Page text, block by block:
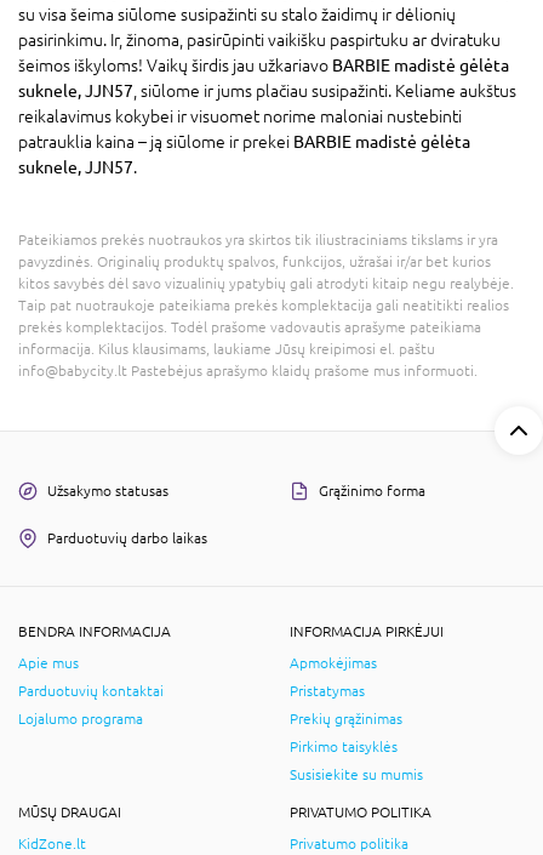
su visa šeima siūlome susipažinti su stalo žaidimų ir dėlionių
pasirinkimu. Ir, žinoma, pasirūpinti vaikišku paspirtuku ar dviratuku
šeimos iškyloms! Vaikų širdis jau užkariavo BARBIE madistė gėlėta
suknele, JJN57 , siūlome ir jums plačiau susipažinti. Keliame aukštus
reikalavimus kokybei ir visuomet norime maloniai nustebinti
patrauklia kaina – ją siūlome ir prekei BARBIE madistė gėlėta
suknele, JJN57.
Pateikiamos prekės nuotraukos yra skirtos tik iliustraciniams tikslams ir yra
pavyzdinės. Originalių produktų spalvos, funkcijos, užrašai ir/ar bet kurios
kitos savybės dėl savo vizualinių ypatybių gali atrodyti kitaip negu realybėje.
Taip pat nuotraukoje pateikiama prekės komplektacija gali neatitikti realios
prekės komplektacijos. Todėl prašome vadovautis aprašyme pateikiama
informacija. Kilus klausimams, laukiame Jūsų kreipimosi el. paštu
info@babycity.lt Pastebėjus aprašymo klaidų prašome mus informuoti.
Užsakymo statusas Grąžinimo forma
Parduotuvių darbo laikas
BENDRA INFORMACIJA
Apie mus
Parduotuvių kontaktai
Lojalumo programa
INFORMACIJA PIRKĖJUI
Apmokėjimas
Pristatymas
Prekių grąžinimas
Pirkimo taisyklės
Susisiekite su mumis
MŪSŲ DRAUGAI
KidZone.lt
PRIVATUMO POLITIKA
Privatumo politika